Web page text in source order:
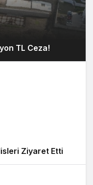
TL Ceza!
Ziyaret Etti